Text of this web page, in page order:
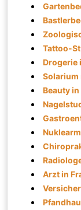
Tattoo-
Drogerie
Solarium
Beauty
Arzt in